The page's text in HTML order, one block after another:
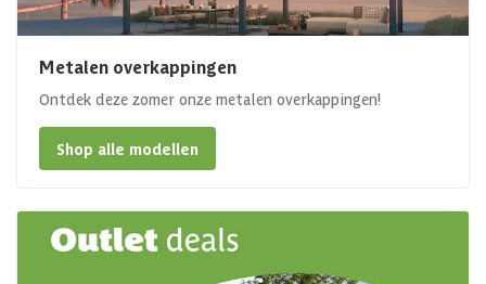
Metalen overkappingen
Ontdek deze zomer onze metalen overkappingen!
Shop alle modellen